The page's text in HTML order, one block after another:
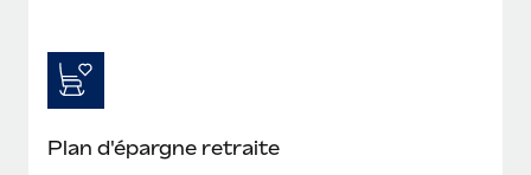
Plan d'épargne retraite